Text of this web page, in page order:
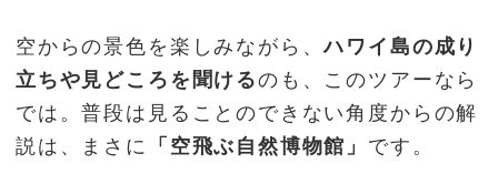
空からの景色を楽しみながら、ハワイ島の成り
立ちや見どころを聞けるのも、このツアーなら
では。普段は見ることのできない角度からの解
説は、まさに
「空飛ぶ自然博物館」 です。